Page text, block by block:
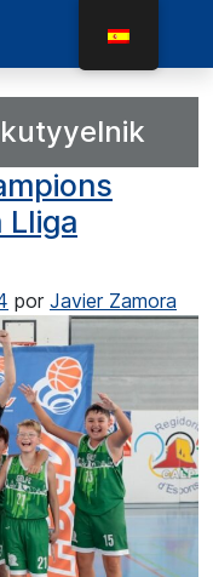
por Javier Zamora